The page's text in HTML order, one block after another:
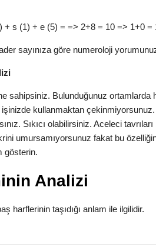
+ s (1) + e (5) = => 2+8 = 10 => 1+0 =
sayınıza göre numeroloji
sahipsiniz. Bulunduğunuz ortamlarda
işinizde kullanmaktan
Sıkıcı olabilirsiniz. Aceleci
umursamıyorsunuz fakat bu
gösterin.
Analizi
harflerinin taşıdığı anlam ile ilgilidir.